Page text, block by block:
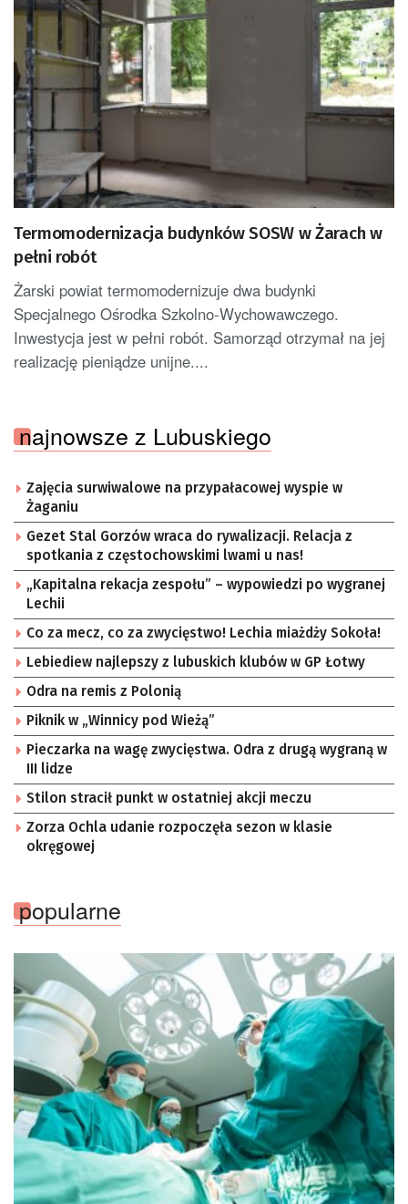
Termomodernizacja budynków SOSW w Żarach w
pełni robót
Żarski powiat termomodernizuje dwa budynki
Specjalnego Ośrodka Szkolno-Wychowawczego.
Inwestycja jest w pełni robót. Samorząd otrzymał na jej
realizację pieniądze unijne....
najnowsze z Lubuskiego
Zajęcia surwiwalowe na przypałacowej wyspie w
Żaganiu
Gezet Stal Gorzów wraca do rywalizacji. Relacja z
spotkania z częstochowskimi lwami u nas!
„Kapitalna rekacja zespołu” – wypowiedzi po wygranej
Lechii
Co za mecz, co za zwycięstwo! Lechia miażdży Sokoła!
Lebiediew najlepszy z lubuskich klubów w GP Łotwy
Odra na remis z Polonią
Piknik w „Winnicy pod Wieżą”
Pieczarka na wagę zwycięstwa. Odra z drugą wygraną w
III lidze
Stilon stracił punkt w ostatniej akcji meczu
Zorza Ochla udanie rozpoczęła sezon w klasie
okręgowej
popularne